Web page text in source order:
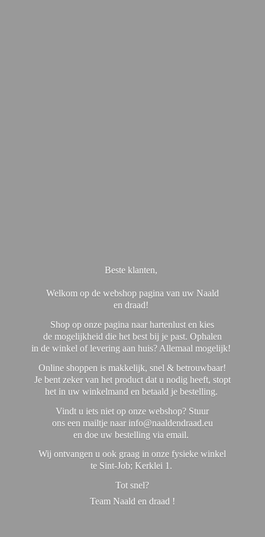
Beste klanten,
Welkom op de webshop pagina van uw Naald
en draad!
Shop op onze pagina naar hartenlust en kies
de mogelijkheid die het best bij je past. Ophalen
in de winkel of levering aan huis? Allemaal mogelijk!
Online shoppen is makkelijk, snel & betrouwbaar!
Je bent zeker van het product dat u nodig heeft, stopt
het in uw winkelmand en betaald je bestelling.
Vindt u iets niet op onze webshop? Stuur
ons een mailtje naar info@naaldendraad.eu
en doe uw bestelling via email.
Wij ontvangen u ook graag in onze fysieke winkel
te Sint-Job; Kerklei 1.
Tot snel?
Team Naald en draad !